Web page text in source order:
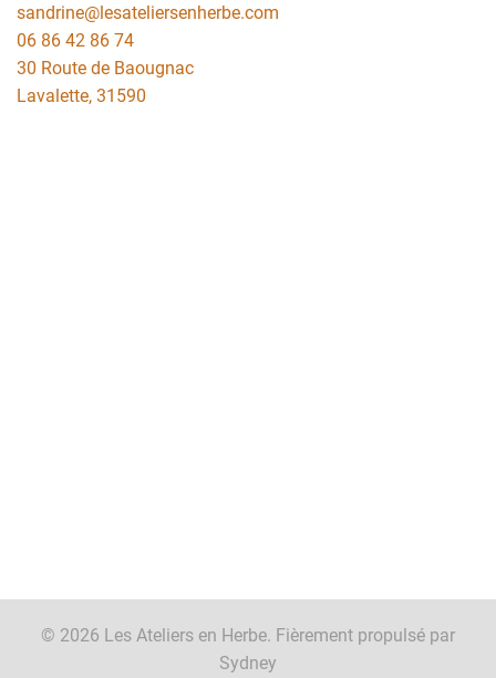
sandrine@lesateliersenherbe.com
06 86 42 86 74
30 Route de Baougnac
Lavalette, 31590
© 2026 Les Ateliers en Herbe. Fièrement propulsé par
Sydney